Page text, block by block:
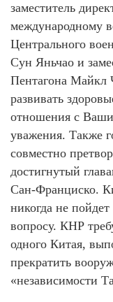
заместитель
международному
Центрального
Сун Яньчао и
Пентагона Майкл
развивать
отношения с
уважения. Также
совместно
достигнутый
Сан-Франциско.
никогда не
вопросу. КНР
одного Китая,
прекратить
«независимости